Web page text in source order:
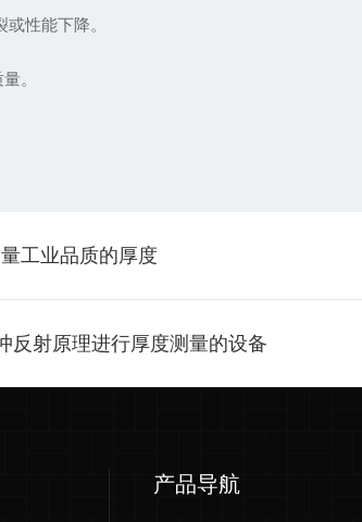
性能下降。
。
工业品质的厚度
反射原理进行厚度测量的设备
产品导航